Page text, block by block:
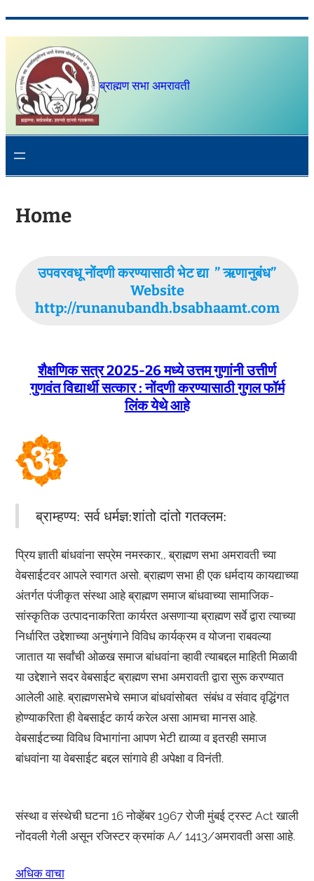
content
ब्राह्मण सभा अमरावती
Home
उपवरवधू नोंदणी करण्यासाठी भेट द्या ” ऋणानुबंध”
Website
http://runanubandh.bsabhaamt.com
शैक्षणिक सत्र 2025-26 मध्ये उत्तम गुणांनी उत्तीर्ण
गुणवंत विद्यार्थी सत्कार : नोंदणी करण्यासाठी गुगल फॉर्म
लिंक येथे आहे
ब्राम्हण्य: सर्व धर्मज्ञ:शांतो दांतो गतक्लम:
प्रिय ज्ञाती बांधवांना सप्रेम नमस्कार,, ब्राह्मण सभा अमरावती च्या
वेबसाईटवर आपले स्वागत असो. ब्राह्मण सभा ही एक धर्मदाय कायद्याच्या
अंतर्गत पंजीकृत संस्था आहे ब्राह्मण समाज बांधवाच्या सामाजिक-
सांस्कृतिक उत्पादनाकरिता कार्यरत असणाऱ्या ब्राह्मण सर्वे द्वारा त्याच्या
निर्धारित उद्देशाच्या अनुषंगाने विविध कार्यक्रम व योजना राबवल्या
जातात या सर्वांची ओळख समाज बांधवांना व्हावी त्याबद्दल माहिती मिळावी
या उद्देशाने सदर वेबसाईट ब्राह्मण सभा अमरावती द्वारा सुरू करण्यात
आलेली आहे. ब्राह्मणसभेचे समाज बांधवांसोबत संबंध व संवाद वृद्धिंगत
होण्याकरिता ही वेबसाईट कार्य करेल असा आमचा मानस आहे.
वेबसाईटच्या विविध विभागांना आपण भेटी द्याव्या व इतरही समाज
बांधवांना या वेबसाईट बद्दल सांगावे ही अपेक्षा व विनंती.
संस्था व संस्थेची घटना 16 नोव्हेंबर 1967 रोजी मुंबई ट्रस्ट Act खाली
नोंदवली गेली असून रजिस्टर क्रमांक A/ 1413/अमरावती असा आहे.
अधिक वाचा